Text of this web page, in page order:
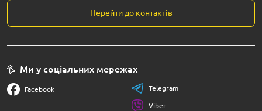
Перейти до контактів
Ми у соціальних мережах
Facebook Telegram
Viber